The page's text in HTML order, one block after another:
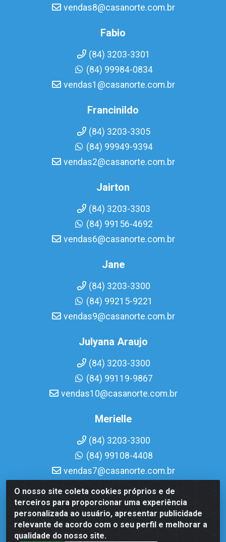
O nosso site coleta cookies próprios e de
terceiros para proporcionar uma experiência
personalizada ao usuário, apresentar publicidade
relevante de acordo com o seu perfil e melhorar a
qualidade do nosso site.
vendas8@casanorte.com.br
Fabio
(84) 3203-3301
(84) 99984-0834
vendas1@casanorte.com.br
Francinildo
(84) 3203-3305
(84) 99949-9394
vendas2@casanorte.com.br
Jairton
(84) 3203-3303
(84) 99156-4692
vendas6@casanorte.com.br
Jane
(84) 3203-3300
(84) 99215-9221
vendas9@casanorte.com.br
Julyana Araujo
(84) 3203-3300
(84) 99119-9867
vendas10@casanorte.com.br
Merielle
(84) 3203-3300
(84) 99108-4408
vendas7@casanorte.com.br
Casa Norte LTDA - Av. Interventor Mário Câmara, 1815 -
Dix-Sept Rosado, Natal/RN - CEP 59054-600 - CNPJ
08.713.513/0001-51